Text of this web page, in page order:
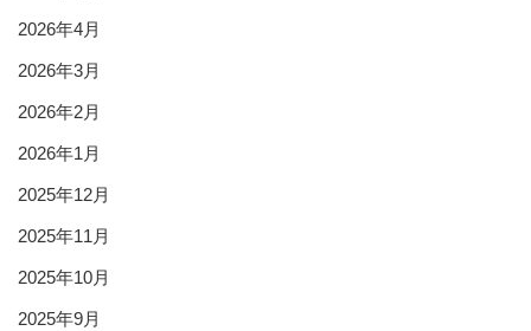
2026年4月
2026年3月
2026年2月
2026年1月
2025年12月
2025年11月
2025年10月
2025年9月